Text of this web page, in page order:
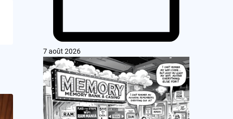
7 août 2026